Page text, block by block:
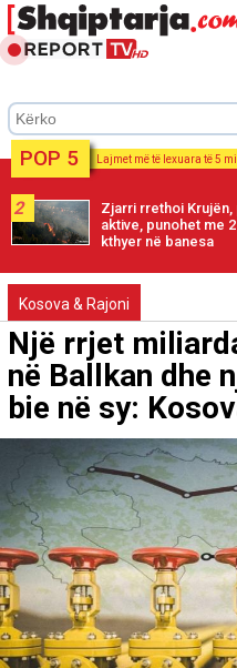
POP 5 Lajmet më të lexuara të 5
3
Trump njoftoi
çmimi i naftës në Azi
Kosova & Rajoni
Një rrjet
në Ballkan dhe
bie në sy: